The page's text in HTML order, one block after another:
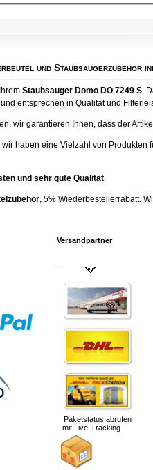
und Staubsaugerzubehör
Staubsauger Domo DO 7249 S .
entsprechen in Qualität und
wir garantieren Ihnen, dass der
haben eine Vielzahl von Produkten
und sehr gute Qualität
, 5% Wiederbestellerrabatt.
Versandpartner
Paketstatus abrufen
mit Live-Tracking